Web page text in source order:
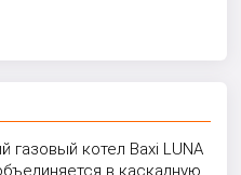
газовый котел Baxi LUNA
в каскадную